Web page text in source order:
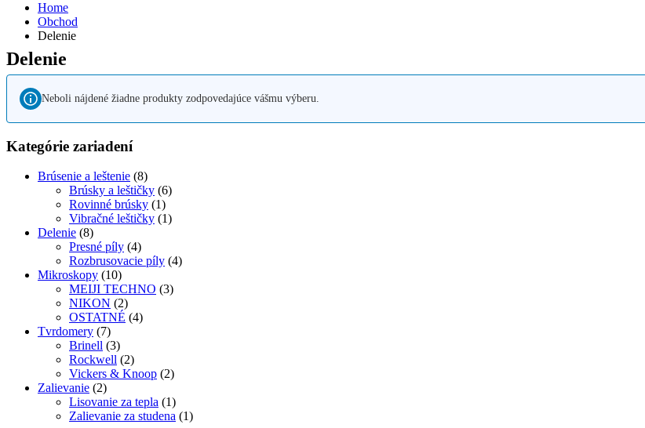
Home
Obchod
Delenie
Delenie
Neboli nájdené žiadne produkty zodpovedajúce vášmu výberu.
Kategórie zariadení
Brúsenie a leštenie (8)
Brúsky a leštičky (6)
Rovinné brúsky (1)
Vibračné leštičky (1)
Delenie (8)
Presné píly (4)
Rozbrusovacie píly (4)
Mikroskopy (10)
MEIJI TECHNO (3)
NIKON (2)
OSTATNÉ (4)
Tvrdomery (7)
Brinell (3)
Rockwell (2)
Vickers & Knoop (2)
Zalievanie (2)
Lisovanie za tepla (1)
Zalievanie za studena (1)